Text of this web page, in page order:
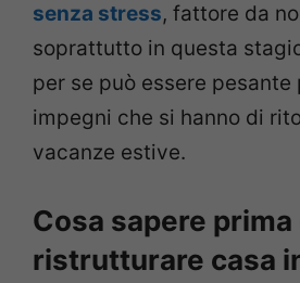
senza stress, fattore da
soprattutto in questa
per se può essere
impegni che si hanno di
vacanze estive.
Cosa sapere prima
ristrutturare casa